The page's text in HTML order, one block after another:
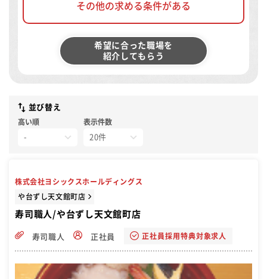
その他の求める条件がある
希望に合った職場を
紹介してもらう
並び替え
高い順 表示件数
株式会社ヨシックスホールディングス
や台ずし天文館町店
寿司職人/や台ずし天文館町店
寿司職人 正社員 正社員採用特典対象求人